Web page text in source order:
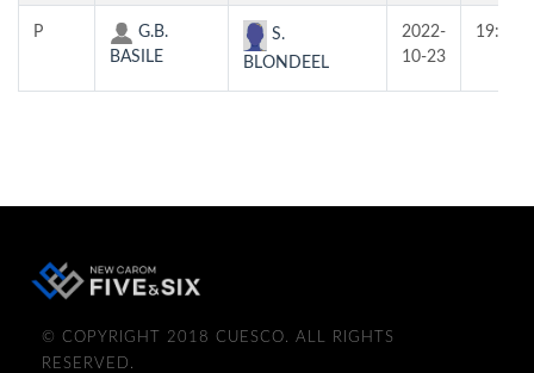
P
G.B.
BASILE
S.
BLONDEEL
2022-
10-23
19:30
© COPYRIGHT 2018 CUESCO. ALL RIGHTS
RESERVED.